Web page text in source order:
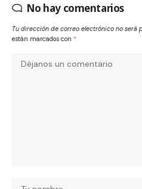
No hay comentarios
Tu dirección de correo electrónico no será
están marcados con *